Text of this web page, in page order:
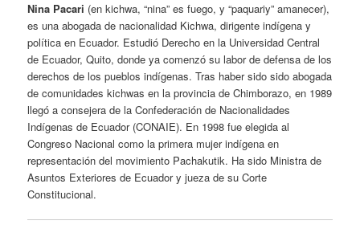
Nina Pacari (en kichwa, “nina” es fuego, y “paquariy” amanecer),
es una abogada de nacionalidad Kichwa, dirigente indígena y
política en Ecuador. Estudió Derecho en la Universidad Central
de Ecuador, Quito, donde ya comenzó su labor de defensa de los
derechos de los pueblos indígenas. Tras haber sido sido abogada
de comunidades kichwas en la provincia de Chimborazo, en 1989
llegó a consejera de la Confederación de Nacionalidades
Indígenas de Ecuador (CONAIE). En 1998 fue elegida al
Congreso Nacional como la primera mujer indígena en
representación del movimiento Pachakutik. Ha sido Ministra de
Asuntos Exteriores de Ecuador y jueza de su Corte
Constitucional.